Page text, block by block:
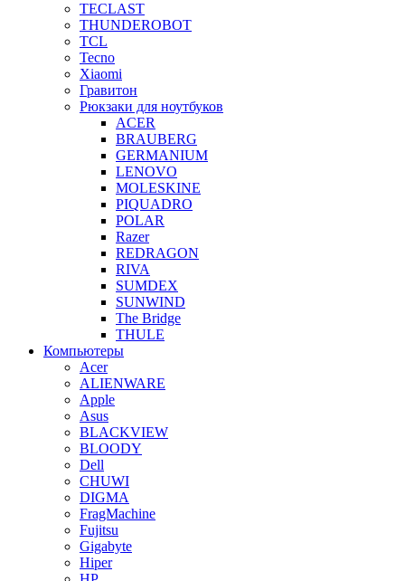
TECLAST
THUNDEROBOT
TCL
Tecno
Xiaomi
Гравитон
Рюкзаки для ноутбуков
ACER
BRAUBERG
GERMANIUM
LENOVO
MOLESKINE
PIQUADRO
POLAR
Razer
REDRAGON
RIVA
SUMDEX
SUNWIND
The Bridge
THULE
Компьютеры
Acer
ALIENWARE
Apple
Asus
BLACKVIEW
BLOODY
Dell
CHUWI
DIGMA
FragMachine
Fujitsu
Gigabyte
Hiper